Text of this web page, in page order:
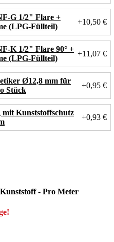
G 1/2" Flare +
(LPG-Füllteil)
+10,50 €
K 1/2" Flare 90° +
(LPG-Füllteil)
+11,07 €
Ø12,8 mm für
Stück
+0,95 €
Kunststoffschutz
+0,93 €
- Pro Meter